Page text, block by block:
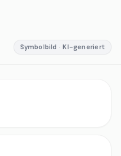
Symbolbild · KI-generiert